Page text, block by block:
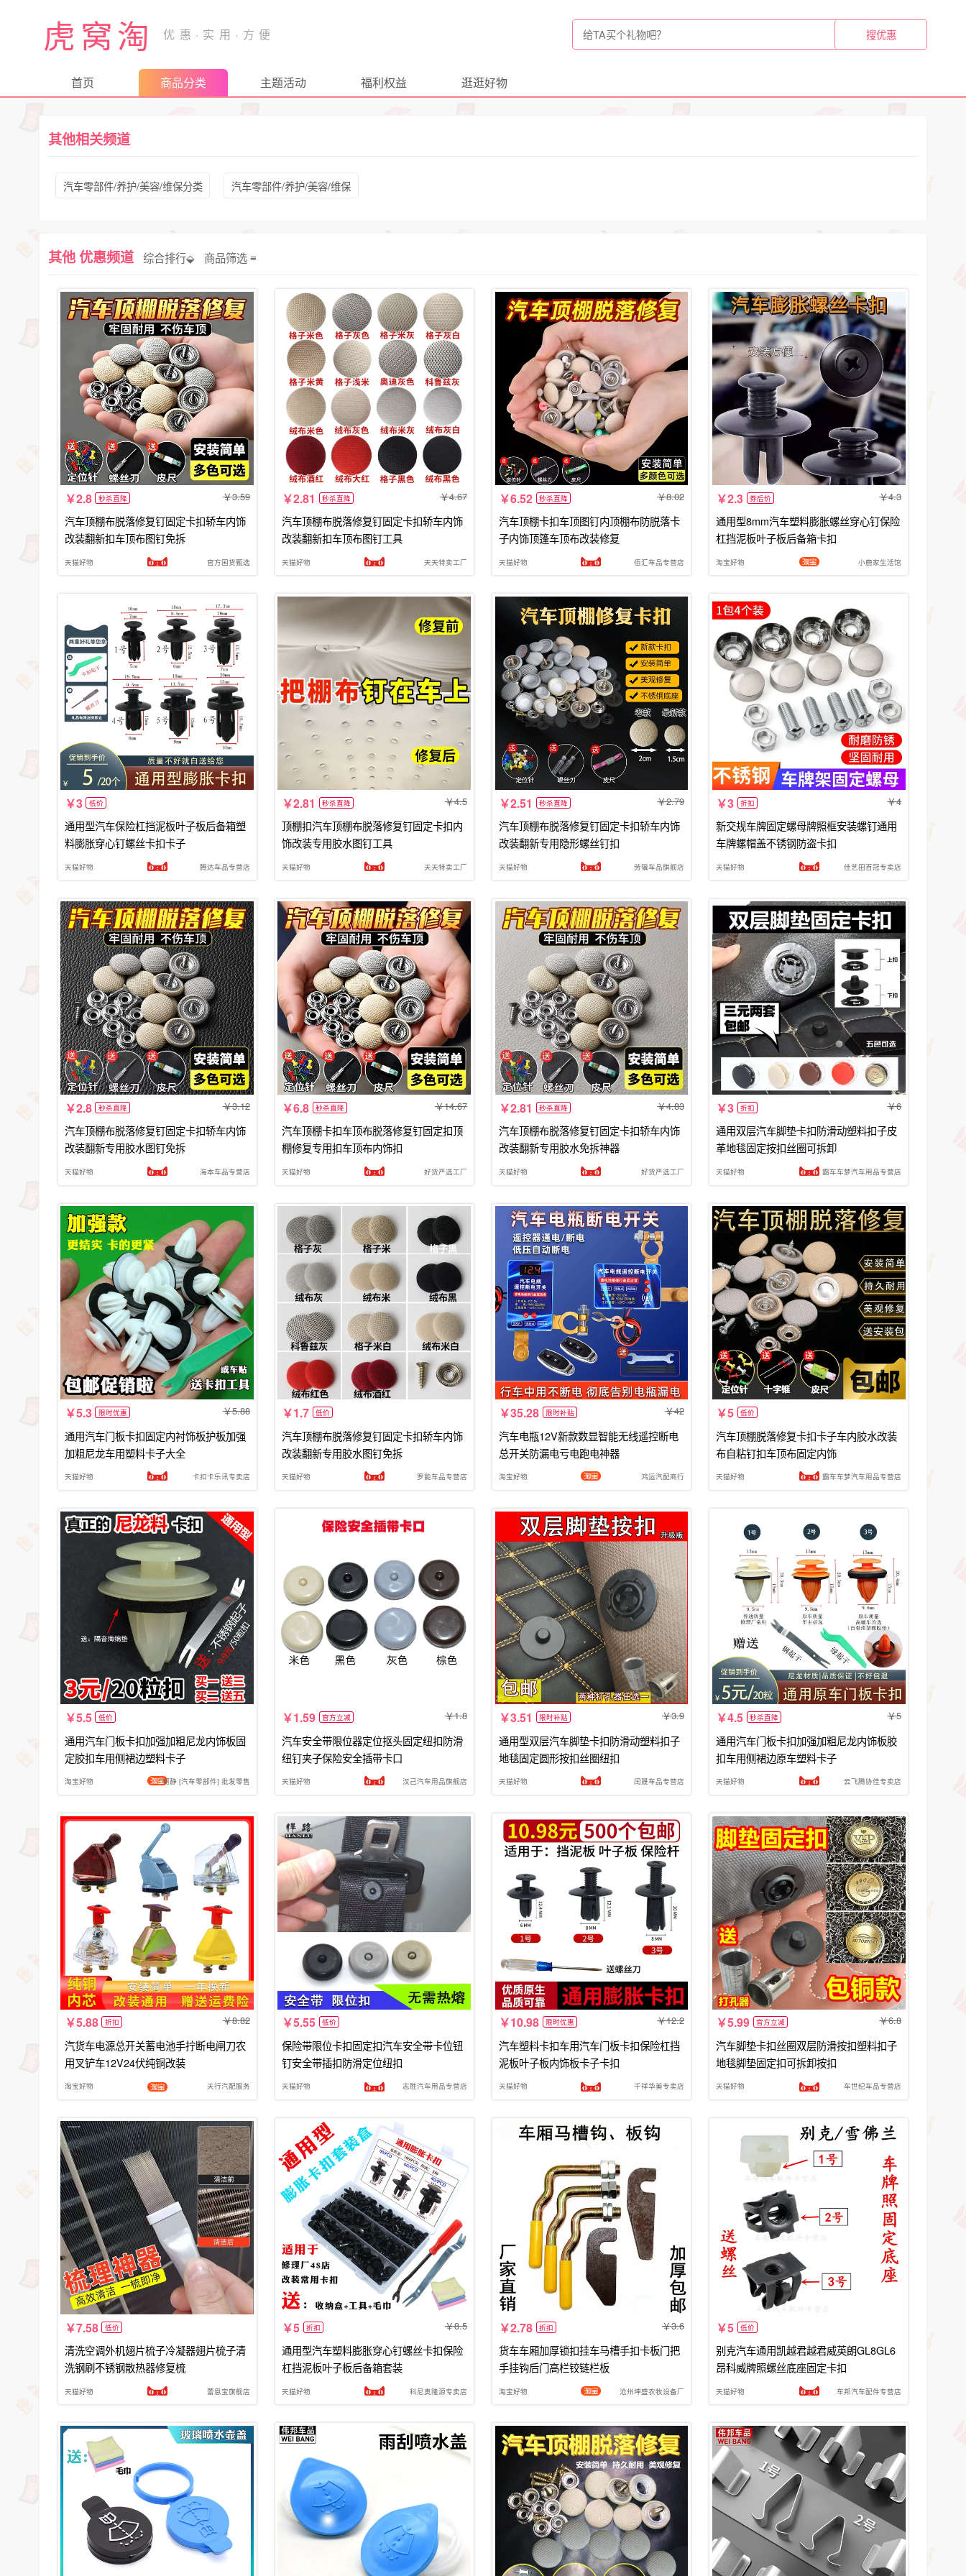
虎窝淘
首页 商品分类 主题活动 福利权益 逛逛好物
其他相关频道
汽车零部件/养护/美容/维保分类 汽车零部件/养护/美容/维保
其他 优惠频道 综合排行⬙ 商品筛选
2.8 秒杀直降 3.59
汽车顶棚布脱落修复钉固定卡扣轿车内饰
改装翻新扣车顶布图钉免拆
天猫好物 官方国货甄选
2.81 秒杀直降 4.67
汽车顶棚布脱落修复钉固定卡扣轿车内饰
改装翻新扣车顶布图钉工具
天猫好物 天天特卖工厂
6.52 秒杀直降 8.02
汽车顶棚卡扣车顶图钉内顶棚布防脱落卡
子内饰顶篷车顶布改装修复
天猫好物 佰汇车品专营店
2.3 券后价 4.3
通用型8mm汽车塑料膨胀螺丝穿心钉保险
杠挡泥板叶子板后备箱卡扣
淘宝好物 小鹿家生活馆
3 低价
通用型汽车保险杠挡泥板叶子板后备箱塑
料膨胀穿心钉螺丝卡扣卡子
天猫好物 腾达车品专营店
2.81 秒杀直降 4.5
顶棚扣汽车顶棚布脱落修复钉固定卡扣内
饰改装专用胶水图钉工具
天猫好物 天天特卖工厂
2.51 秒杀直降 2.79
汽车顶棚布脱落修复钉固定卡扣轿车内饰
改装翻新专用隐形螺丝钉扣
天猫好物 劳骥车品旗舰店
3 折扣 4
新交规车牌固定螺母牌照框安装螺钉通用
车牌螺帽盖不锈钢防盗卡扣
天猫好物 佳艺田百冠专卖店
2.8 秒杀直降 3.12
汽车顶棚布脱落修复钉固定卡扣轿车内饰
改装翻新专用胶水图钉免拆
天猫好物 海本车品专营店
6.8 秒杀直降 14.67
汽车顶棚卡扣车顶布脱落修复钉固定扣顶
棚修复专用扣车顶布内饰扣
天猫好物 好货严选工厂
2.81 秒杀直降 4.83
汽车顶棚布脱落修复钉固定卡扣轿车内饰
改装翻新专用胶水免拆神器
天猫好物 好货严选工厂
3 折扣 6
通用双层汽车脚垫卡扣防滑动塑料扣子皮
革地毯固定按扣丝圈可拆卸
天猫好物 霸车车梦汽车用品专营店
5.3 限时优惠 5.88
通用汽车门板卡扣固定内衬饰板护板加强
加粗尼龙车用塑料卡子大全
天猫好物 卡扣卡乐讯专卖店
1.7 低价
汽车顶棚布脱落修复钉固定卡扣轿车内饰
改装翻新专用胶水图钉免拆
天猫好物 罗能车品专营店
35.28 限时补贴 42
汽车电瓶12V新款数显智能无线遥控断电
总开关防漏电亏电跑电神器
淘宝好物 鸿运汽配商行
5 低价
汽车顶棚脱落修复卡扣卡子车内胶水改装
布自粘钉扣车顶布固定内饰
天猫好物 霸车车梦汽车用品专营店
5.5 低价
通用汽车门板卡扣加强加粗尼龙内饰板固
定胶扣车用侧裙边塑料卡子
淘宝好物 轲静 [汽车零部件] 批发零售
1.59 官方立减 1.8
汽车安全带限位器定位抠头固定纽扣防滑
纽钉夹子保险安全插带卡口
天猫好物 汉己汽车用品旗舰店
3.51 限时补贴 3.9
通用型双层汽车脚垫卡扣防滑动塑料扣子
地毯固定圆形按扣丝圈纽扣
天猫好物 闰晟车品专营店
4.5 秒杀直降 5
通用汽车门板卡扣加强加粗尼龙内饰板胶
扣车用侧裙边原车塑料卡子
天猫好物 云飞腾协佳专卖店
5.88 折扣 8.82
汽货车电源总开关蓄电池手拧断电闸刀农
用叉铲车12V24伏纯铜改装
淘宝好物 天行汽配服务
5.55 低价
保险带限位卡扣固定扣汽车安全带卡位钮
钉安全带插扣防滑定位纽扣
天猫好物 志胜汽车用品专营店
10.98 限时优惠 12.2
汽车塑料卡扣车用汽车门板卡扣保险杠挡
泥板叶子板内饰板卡子卡扣
天猫好物 千祥华美专卖店
5.99 官方立减 6.8
汽车脚垫卡扣丝圈双层防滑按扣塑料扣子
地毯脚垫固定扣可拆卸按扣
天猫好物 车世纪车品专营店
7.58 低价
清洗空调外机翅片梳子冷凝器翅片梳子清
洗钢刷不锈钢散热器修复梳
天猫好物 蕾恩宝旗舰店
5 折扣 8.5
通用型汽车塑料膨胀穿心钉螺丝卡扣保险
杠挡泥板叶子板后备箱套装
天猫好物 科尼奥隆源专卖店
2.78 折扣 3.6
货车车厢加厚锁扣挂车马槽手扣卡板门把
手挂钩后门高栏铰链栏板
淘宝好物 沧州坤盛农牧设备厂
5 低价
别克汽车通用凯越君越君威英朗GL8GL6
昂科威牌照螺丝底座固定卡扣
天猫好物 车邦汽车配件专营店